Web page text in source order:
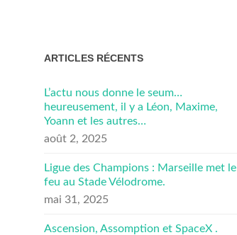
ARTICLES RÉCENTS
L’actu nous donne le seum…
heureusement, il y a Léon, Maxime,
Yoann et les autres…
août 2, 2025
Ligue des Champions : Marseille met le
feu au Stade Vélodrome.
mai 31, 2025
Ascension, Assomption et SpaceX .